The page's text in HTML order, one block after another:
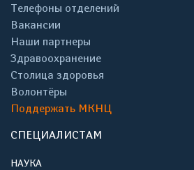
Телефоны отделений
Вакансии
Наши партнеры
Здравоохранение
Столица здоровья
Волонтёры
Поддержать МКНЦ
СПЕЦИАЛИСТАМ
НАУКА